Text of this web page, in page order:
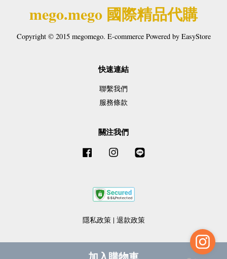
mego.mego 國際精品代購
Copyright © 2015 megomego. E-commerce Powered by EasyStore
快速連結
聯繫我們
服務條款
關注我們
Facebook Instagram
隱私政策| 退款政策